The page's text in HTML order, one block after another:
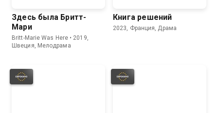
Здесь была Бритт-
Мари
Britt-Marie Was Here • 2019,
Швеция, Мелодрама
Книга решений
2023, Франция, Драма